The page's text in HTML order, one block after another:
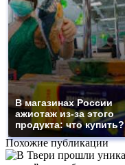
В магазинах России
ажиотаж из-за этого
продукта: что купить?
Похожие публикации